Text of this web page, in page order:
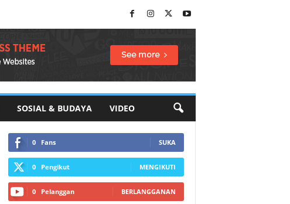
SOSIAL & BUDAYA VIDEO
0 Fans SUKA
0 Pengikut MENGIKUTI
0 Pelanggan BERLANGGANAN